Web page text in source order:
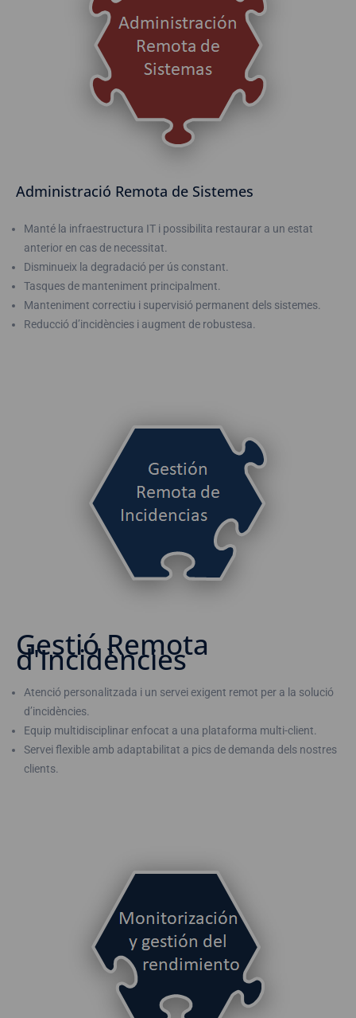
Administració Remota de Sistemes
Manté la infraestructura IT i possibilita restaurar a un estat
anterior en cas de necessitat.
Disminueix la degradació per ús constant.
Tasques de manteniment principalment.
Manteniment correctiu i supervisió permanent dels sistemes.
Reducció d’incidències i augment de robustesa.
Gestió Remota
d'Incidències
Atenció personalitzada i un servei exigent remot per a la solució
d’incidències.
Equip multidisciplinar enfocat a una plataforma multi-client.
Servei flexible amb adaptabilitat a pics de demanda dels nostres
clients.